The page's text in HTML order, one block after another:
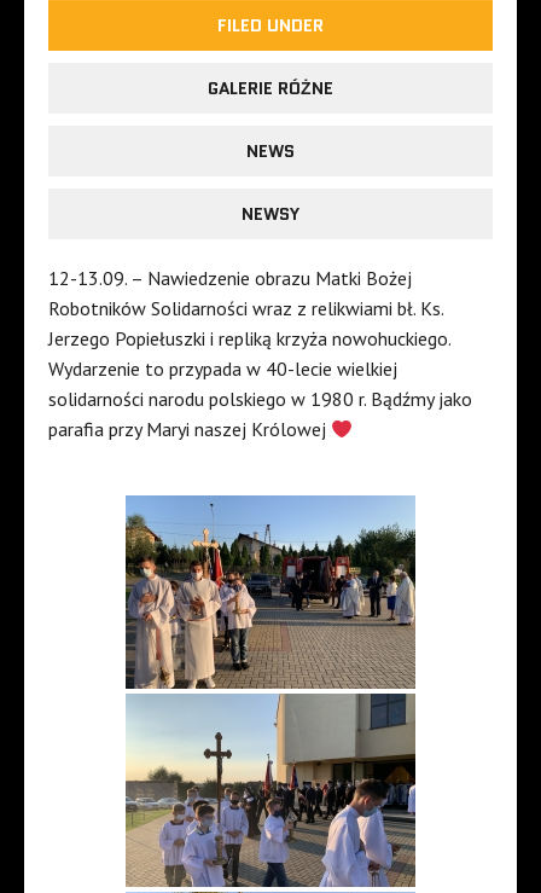
FILED UNDER
GALERIE RÓŻNE
NEWS
NEWSY
12-13.09. – Nawiedzenie obrazu Matki Bożej
Robotników Solidarności wraz z relikwiami bł. Ks.
Jerzego Popiełuszki i repliką krzyża nowohuckiego.
Wydarzenie to przypada w 40-lecie wielkiej
solidarności narodu polskiego w 1980 r. Bądźmy jako
parafia przy Maryi naszej Królowej